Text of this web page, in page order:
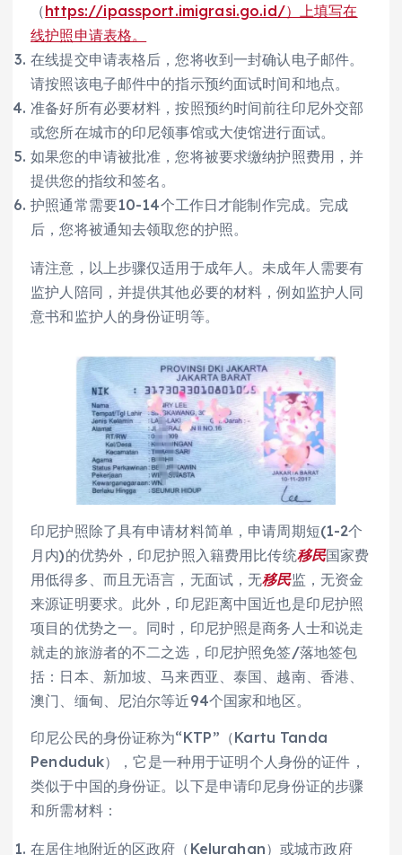
（https://ipassport.imigrasi.go.id/）上填写在
线护照申请表格。
在线提交申请表格后，您将收到一封确认电子邮件。
请按照该电子邮件中的指示预约面试时间和地点。
准备好所有必要材料，按照预约时间前往印尼外交部
或您所在城市的印尼领事馆或大使馆进行面试。
如果您的申请被批准，您将被要求缴纳护照费用，并
提供您的指纹和签名。
护照通常需要10-14个工作日才能制作完成。完成
后，您将被通知去领取您的护照。
请注意，以上步骤仅适用于成年人。未成年人需要有
监护人陪同，并提供其他必要的材料，例如监护人同
意书和监护人的身份证明等。
印尼护照除了具有申请材料简单，申请周期短(1-2个
月内)的优势外，印尼护照入籍费用比传统移民国家费
用低得多、而且无语言，无面试，无移民监，无资金
来源证明要求。此外，印尼距离中国近也是印尼护照
项目的优势之一。同时，印尼护照是商务人士和说走
就走的旅游者的不二之选，印尼护照免签/落地签包
括：日本、新加坡、马来西亚、泰国、越南、香港、
澳门、缅甸、尼泊尔等近94个国家和地区。
印尼公民的身份证称为“KTP”（Kartu Tanda
Penduduk），它是一种用于证明个人身份的证件，
类似于中国的身份证。以下是申请印尼身份证的步骤
和所需材料：
在居住地附近的区政府（Kelurahan）或城市政府